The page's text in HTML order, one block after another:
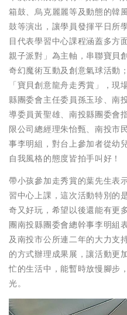
箱鼓、烏克麗麗等及動態的韓
鼓等演出，讓學員發揮平日所
目代表學習中心課程涵蓋多方
親子派對」為主軸，串聯寶貝
奇幻魔術互動及創意氣球活動
「寶貝創意龍舟走秀賞」，
縣團委會主任委員孫玉珍、南
導委員黃聖雄、南投縣團委會
限公司總經理朱怡甄、南投市
事李明組，對台上參加者從幼
自我風格的態度皆拍手叫好！
帶小孩參加走秀賞的葉先生表
習中心上課，這次活動特別的
奇又好玩，希望以後還能有更
團南投縣團委會總幹事李明組
及南投市公所連二年的大力支
的方式辦理成果展，讓活動更
忙的生活中，能暫時放慢腳步
光。